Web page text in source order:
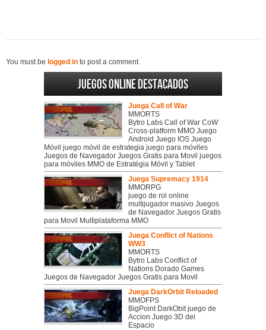
You must be logged in to post a comment.
Juegos online destacados
Juega Call of War
MMORTS
Bytro Labs Call of War CoW
Cross-platform MMO Juego
Android Juego IOS Juego
Móvil juego móvil de estrategia juego para móviles
Juegos de Navegador Juegos Gratis para Movil juegos
para móviles MMO de Estratégia Móvil y Tablet
Juega Supremacy 1914
MMORPG
juego de rol online
multijugador masivo Juegos
de Navegador Juegos Gratis
para Movil Multiplataforma MMO
Juega Conflict of Nations
WW3
MMORTS
Bytro Labs Conflict of
Nations Dorado Games
Juegos de Navegador Juegos Gratis para Movil
Juega DarkOrbit Reloaded
MMOFPS
BigPoint DarkObit juego de
Accion Juego 3D del
Espacio